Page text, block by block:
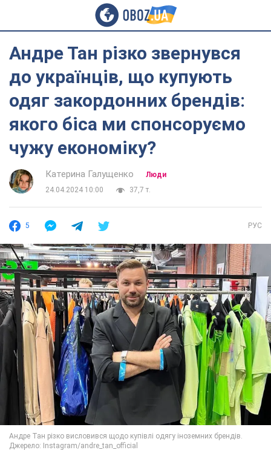
Андре Тан різко звернувся
до українців, що купують
одяг закордонних брендів:
якого біса ми спонсоруємо
чужу економіку?
Катерина Галущенко
Люди
24.04.2024 10:00
37,7 т.
5 РУС